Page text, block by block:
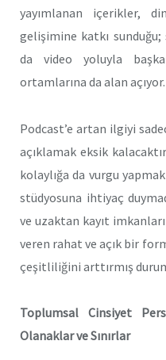
yayımlanan içerikler,
gelişimine katkı
da video yoluyla
ortamlarına da alan açıyor.
Podcast’e artan ilgiyi
açıklamak eksik
kolaylığa da vurgu
stüdyosuna ihtiyaç
ve uzaktan kayıt
veren rahat ve açık bir
çeşitliliğini arttırmış
Toplumsal Cinsiyet
Olanaklar ve Sınırlar